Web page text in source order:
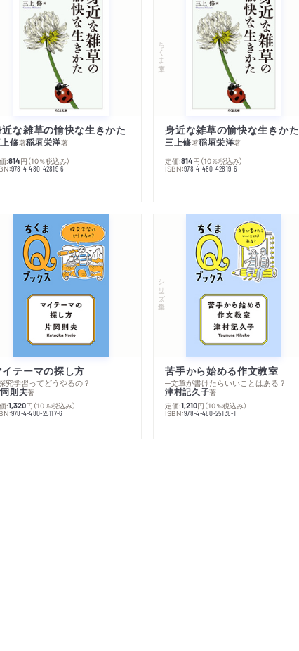
近な雑草の愉快な生きかた
修著稲垣栄洋著
:814円 （10％税込み）
978-4-480-42819-6
ちくま文庫
身近な雑草の愉快な生きかた
三上修著稲垣栄洋著
定価:814円 （10％税込み）
ISBN:978-4-480-42819-6
イテーマの探し方
究学習ってどうやるの？
則夫著
:1,320円 （10％税込み）
978-4-480-25117-6
シリーズ・全集
苦手から始める作文教室
─文章が書けたらいいことはある？
津村記久子著
定価:1,210円 （10％税込み）
ISBN:978-4-480-25138-1